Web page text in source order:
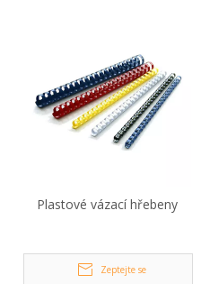
Plastové vázací hřebeny
Zeptejte se